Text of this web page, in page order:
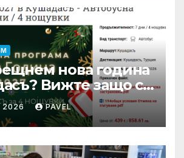
нова година
Вижте защо си
…
2026 PAVEL